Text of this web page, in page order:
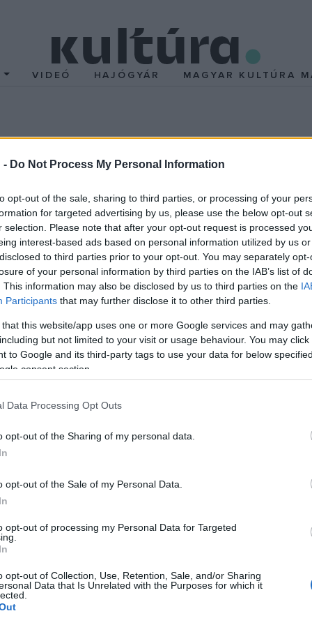
- Do Not Process My Personal Information
opt-out of the sale, sharing to third parties, or processing of your
for targeted advertising by us, please use the below opt-out
selection. Please note that after your opt-out request is processed
interest-based ads based on personal information utilized by us
to third parties prior to your opt-out. You may separately
of your personal information by third parties on the IAB’s list of
This information may also be disclosed by us to third parties on the
Participants that may further disclose it to other third parties.
that this website/app uses one or more Google services and may
but not limited to your visit or usage behaviour. You may
to Google and its third-party tags to use your data for below
consent section.
Data Processing Opt Outs
opt-out of the Sharing of my personal data.
opt-out of the Sale of my Personal Data.
opt-out of processing my Personal Data for Targeted
opt-out of Collection, Use, Retention, Sale, and/or Sharing
Data that Is Unrelated with the Purposes for which it
VIDEÓ HAJÓGYÁR MAGYAR KULTÚRA
Pritzker-díjas
díjas japán építész, közölte pénteken
prefektúrabeli Nahában halt meg.
elismerését, a Pritzker-díjat. Iszozaki egyike volt
maga útját járta. Előremutató gondolkodásával nemzedéke
különösen a Kelet és Nyugat közötti építészeti dialógus
van a Los Angeles-i Kortárs Művészeti Múzeum,
a sencseni Kulturális Központot Kínában, a milánói
Központ tervezésében is. Épületei, köztük
Tange Kenzo építész tanítványa volt, nála dolgozott,